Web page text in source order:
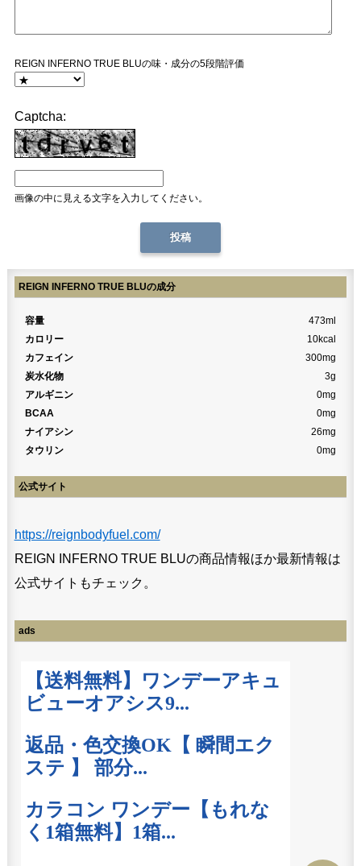
REIGN INFERNO TRUE BLUの味・成分の5段階評価
Captcha:
画像の中に見える文字を入力してください。
REIGN INFERNO TRUE BLUの成分
容量
473ml
カロリー
10kcal
カフェイン
300mg
炭水化物
3g
アルギニン
0mg
BCAA
0mg
ナイアシン
26mg
タウリン
0mg
公式サイト
https://reignbodyfuel.com/
REIGN INFERNO TRUE BLUの商品情報ほか最新情報は
公式サイトもチェック。
ads